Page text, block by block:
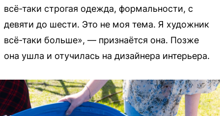
всё-таки строгая одежда, формальности, с
девяти до шести. Это не моя тема. Я художник
всё-таки больше», — признаётся она. Позже
она ушла и отучилась на дизайнера интерьера.